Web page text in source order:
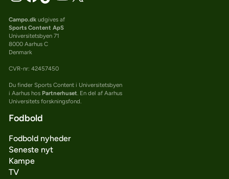
Campo.dkudgives af
Sports Content ApS
Universitetsbyen 71
8000 Aarhus C
Denmark
CVR-nr: 42457450
Du finder Sports Content i Universitetsbyen
i Aarhus hos Partnerhuset. En del af Aarhus
Universitets forskningsfond.
Fodbold
Fodbold nyheder
Seneste nyt
Kampe
TV